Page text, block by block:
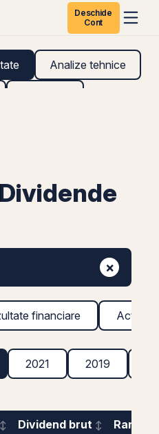
Deschide
Cont
Analize tehnice
×
financiare Acțiuni
2021 2019
Dividend brut